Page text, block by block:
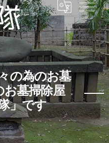
の為のお墓
墓掃除屋
」です